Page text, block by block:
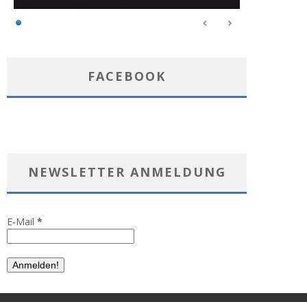
FACEBOOK
NEWSLETTER ANMELDUNG
E-Mail *